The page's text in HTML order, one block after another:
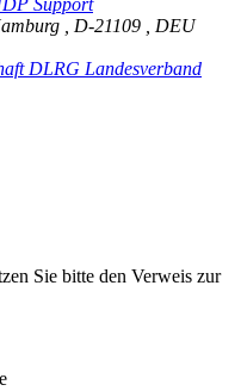
D-21109
DEU
DLRG Landesverband
Sie bitte den Verweis zur